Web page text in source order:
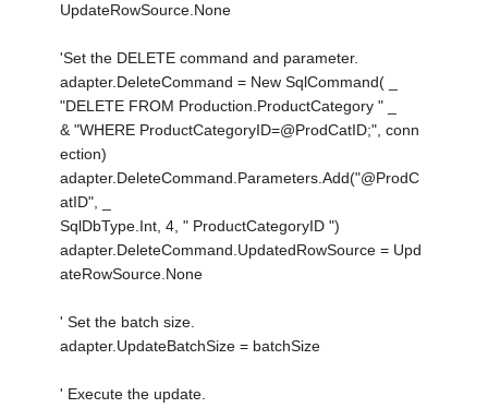
UpdateRowSource.None
'Set the DELETE command and parameter.
adapter.DeleteCommand = New SqlCommand( _
"DELETE FROM Production.ProductCategory " _
& "WHERE ProductCategoryID=@ProdCatID;", conn
ection)
adapter.DeleteCommand.Parameters.Add("@ProdC
atID", _
SqlDbType.Int, 4, " ProductCategoryID ")
adapter.DeleteCommand.UpdatedRowSource = Upd
ateRowSource.None
' Set the batch size.
adapter.UpdateBatchSize = batchSize
' Execute the update.